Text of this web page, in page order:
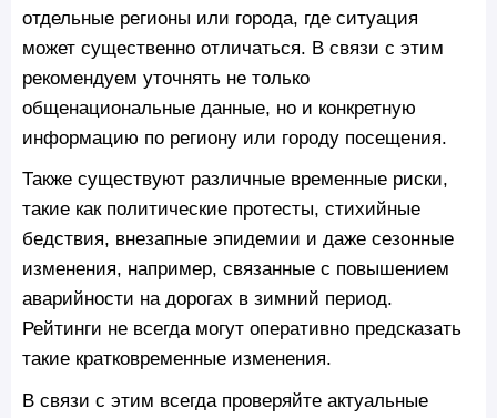
отдельные регионы или города, где ситуация
может существенно отличаться. В связи с этим
рекомендуем уточнять не только
общенациональные данные, но и конкретную
информацию по региону или городу посещения.
Также существуют различные временные риски,
такие как политические протесты, стихийные
бедствия, внезапные эпидемии и даже сезонные
изменения, например, связанные с повышением
аварийности на дорогах в зимний период.
Рейтинги не всегда могут оперативно предсказать
такие кратковременные изменения.
В связи с этим всегда проверяйте актуальные